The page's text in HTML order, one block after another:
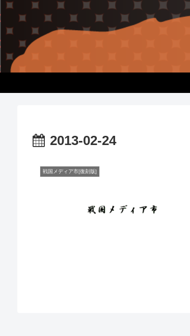
2013-02-24
戦国メディア市[復刻版]